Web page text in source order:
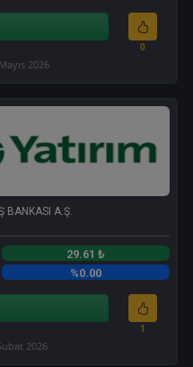
0
2026
BANKASI A.Ş.
29.61 ₺
%0.00
1
2026